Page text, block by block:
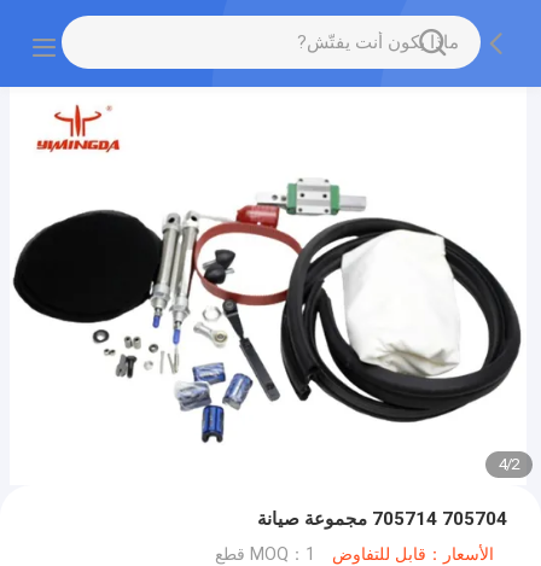
2
/
4
705704 705714 مجموعة صيانة
الأسعار：قابل للتفاوض MOQ：1 قطع